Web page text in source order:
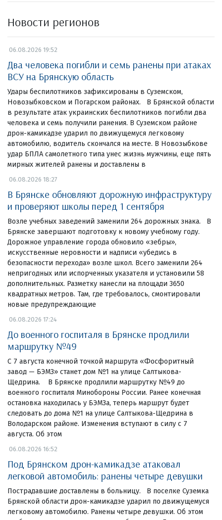
Новости регионов
06.08.2026 19:52
Два человека погибли и семь ранены при атаках
ВСУ на Брянскую область
Удары беспилотников зафиксированы в Суземском,
Новозыбковском и Погарском районах. В Брянской области
в результате атак украинских беспилотников погибли два
человека и семь получили ранения. В Суземском районе
дрон-камикадзе ударил по движущемуся легковому
автомобилю, водитель скончался на месте. В Новозыбкове
удар БПЛА самолетного типа унес жизнь мужчины, еще пять
мирных жителей ранены и доставлены в
06.08.2026 18:27
В Брянске обновляют дорожную инфраструктуру
и проверяют школы перед 1 сентября
Возле учебных заведений заменили 264 дорожных знака. В
Брянске завершают подготовку к новому учебному году.
Дорожное управление города обновило «зебры»,
искусственные неровности и надписи «убедись в
безопасности перехода» возле школ. Всего заменили 264
непригодных или испорченных указателя и установили 58
дополнительных. Разметку нанесли на площади 3650
квадратных метров. Там, где требовалось, смонтировали
новые предупреждающие
06.08.2026 17:24
До военного госпиталя в Брянске продлили
маршрутку №49
С 7 августа конечной точкой маршрута «Фосфоритный
завод — БЭМЗ» станет дом №1 на улице Салтыкова-
Щедрина. В Брянске продлили маршрутку №49 до
военного госпиталя Минобороны России. Ранее конечная
остановка находилась у БЭМЗа, теперь маршрут будет
следовать до дома №1 на улице Салтыкова-Щедрина в
Володарском районе. Изменения вступают в силу с 7
августа. Об этом
06.08.2026 16:52
Под Брянском дрон-камикадзе атаковал
легковой автомобиль: ранены четыре девушки
Пострадавшие доставлены в больницу. В поселке Суземка
Брянской области дрон-камикадзе ударил по движущемуся
легковому автомобилю. Ранены четыре девушки. Об этом